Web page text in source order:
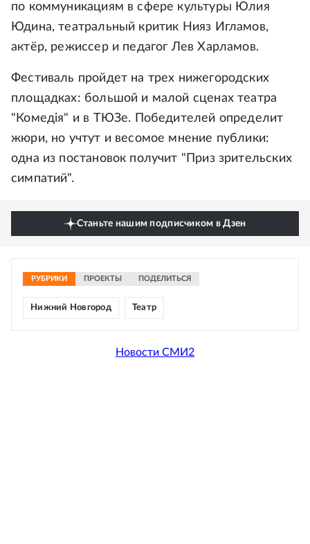
по коммуникациям в сфере культуры Юлия
Юдина, театральный критик Нияз Игламов,
актёр, режиссер и педагог Лев Харламов.
Фестиваль пройдет на трех нижегородских
площадках: большой и малой сценах театра
"Комедiя" и в ТЮЗе. Победителей определит
жюри, но учтут и весомое мнение публики:
одна из постановок получит "Приз зрительских
симпатий".
Станьте нашим подписчиком в Дзен
РУБРИКИ ПРОЕКТЫ ПОДЕЛИТЬСЯ
Нижний Новгород Театр
Новости СМИ2